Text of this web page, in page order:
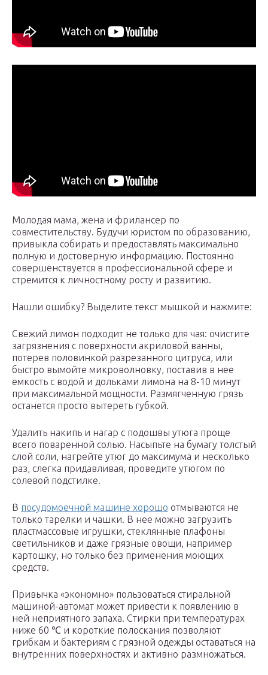
Молодая мама, жена и фрилансер по
совместительству. Будучи юристом по образованию,
привыкла собирать и предоставлять максимально
полную и достоверную информацию. Постоянно
совершенствуется в профессиональной сфере и
стремится к личностному росту и развитию.
Нашли ошибку? Выделите текст мышкой и нажмите:
Свежий лимон подходит не только для чая: очистите
загрязнения с поверхности акриловой ванны,
потерев половинкой разрезанного цитруса, или
быстро вымойте микроволновку, поставив в нее
емкость с водой и дольками лимона на 8-10 минут
при максимальной мощности. Размягченную грязь
останется просто вытереть губкой.
Удалить накипь и нагар с подошвы утюга проще
всего поваренной солью. Насыпьте на бумагу толстый
слой соли, нагрейте утюг до максимума и несколько
раз, слегка придавливая, проведите утюгом по
солевой подстилке.
В посудомоечной машине хорошо отмываются не
только тарелки и чашки. В нее можно загрузить
пластмассовые игрушки, стеклянные плафоны
светильников и даже грязные овощи, например
картошку, но только без применения моющих
средств.
Привычка «экономно» пользоваться стиральной
машиной-автомат может привести к появлению в
ней неприятного запаха. Стирки при температурах
ниже 60 ℃ и короткие полоскания позволяют
грибкам и бактериям с грязной одежды оставаться на
внутренних поверхностях и активно размножаться.